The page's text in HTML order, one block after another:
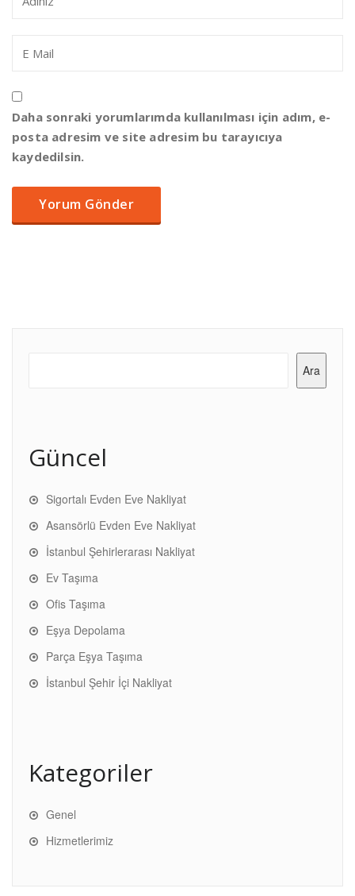
Daha sonraki yorumlarımda kullanılması için adım, e-
posta adresim ve site adresim bu tarayıcıya
kaydedilsin.
Ara
Güncel
Sigortalı Evden Eve Nakliyat
Asansörlü Evden Eve Nakliyat
İstanbul Şehirlerarası Nakliyat
Ev Taşıma
Ofis Taşıma
Eşya Depolama
Parça Eşya Taşıma
İstanbul Şehir İçi Nakliyat
Kategoriler
Genel
Hizmetlerimiz